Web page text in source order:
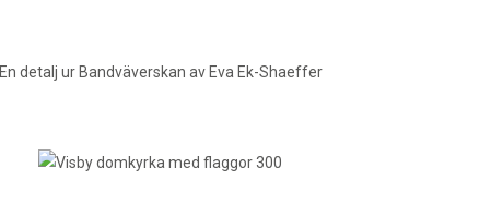
En detalj ur Bandväverskan av Eva Ek-Shaeffer